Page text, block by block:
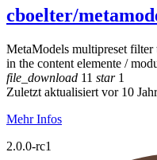
cboelter/
MetaModels multipreset
in the content elemente /
file_download 11 star1
Zuletzt aktualisiert vor 10
Mehr Infos
2.0.0-rc1